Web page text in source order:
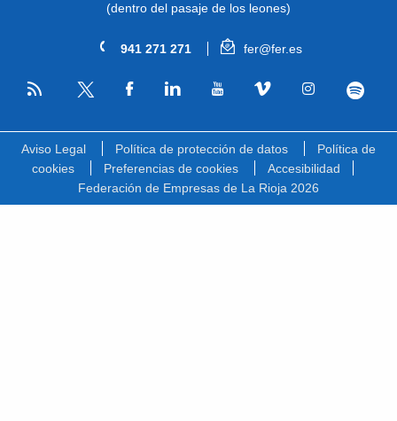
(dentro del pasaje de los leones)
941 271 271 fer@fer.es
RSS
Aviso Legal Política de protección de datos
Política de
cookies
Preferencias de cookies
Accesibilidad
Federación de Empresas de La Rioja 2026